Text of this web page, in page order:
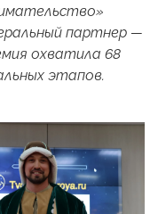
партнер —
охватила 68
этапов.